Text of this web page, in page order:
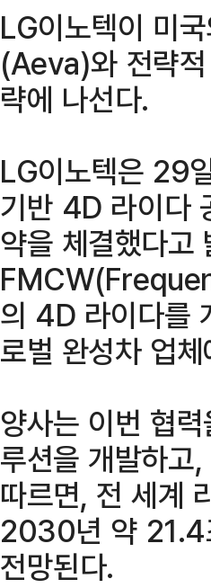
LG이노텍이 미
(Aeva)와 전략
략에 나선다.
LG이노텍은 29
기반 4D 라이다
약을 체결했다고
의 4D 라이다를
로벌 완성차 업
양사는 이번 협
루션을 개발하고
따르면, 전 세계
2030년 약 21.4
전망된다.